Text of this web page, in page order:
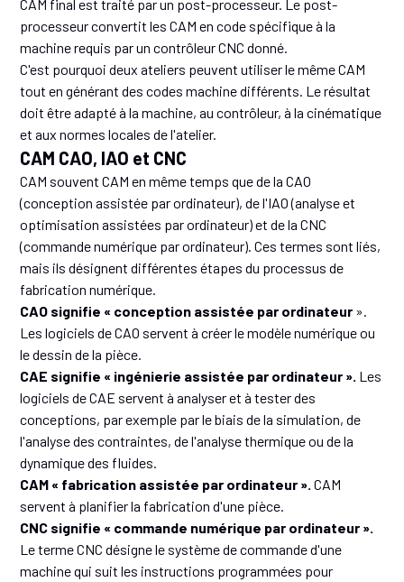
CAM final est traité par un post-processeur. Le post-
processeur convertit les CAM en code spécifique à la
machine requis par un contrôleur CNC donné.
C'est pourquoi deux ateliers peuvent utiliser le même CAM
tout en générant des codes machine différents. Le résultat
doit être adapté à la machine, au contrôleur, à la cinématique
et aux normes locales de l'atelier.
CAM CAO, IAO et CNC
CAM souvent CAM en même temps que de la CAO
(conception assistée par ordinateur), de l'IAO (analyse et
optimisation assistées par ordinateur) et de la CNC
(commande numérique par ordinateur). Ces termes sont liés,
mais ils désignent différentes étapes du processus de
fabrication numérique.
CAO signifie « conception assistée par ordinateur ».
Les logiciels de CAO servent à créer le modèle numérique ou
le dessin de la pièce.
CAE signifie « ingénierie assistée par ordinateur ». Les
logiciels de CAE servent à analyser et à tester des
conceptions, par exemple par le biais de la simulation, de
l'analyse des contraintes, de l'analyse thermique ou de la
dynamique des fluides.
CAM « fabrication assistée par ordinateur ». CAM
servent à planifier la fabrication d'une pièce.
CNC signifie « commande numérique par ordinateur ».
Le terme CNC désigne le système de commande d'une
machine qui suit les instructions programmées pour